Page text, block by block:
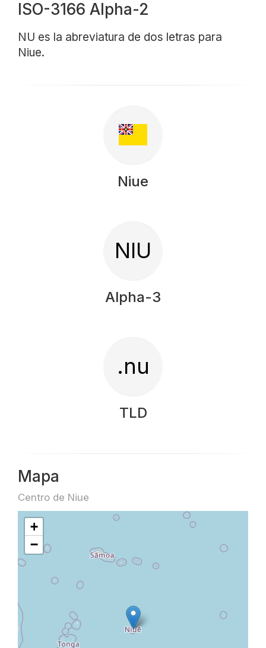
ISO-3166 Alpha-2
NU es la abreviatura de dos letras para
Niue.
Niue
NIU
Alpha-3
.nu
TLD
Mapa
Centro de Niue
+
−